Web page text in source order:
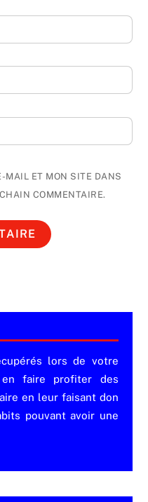
MAIL ET MON SITE DANS
COMMENTAIRE.
lors de votre
en faire profiter des
en leur faisant don
pouvant avoir une